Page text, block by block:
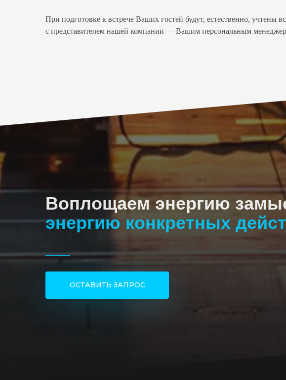
При подготовке к встрече Ваших гостей будут, естественно, учтены
с представителем нашей компании — Вашим персональным
Воплощаем энергию
энергию конкретных
ОСТАВИТЬ ЗАПРОС